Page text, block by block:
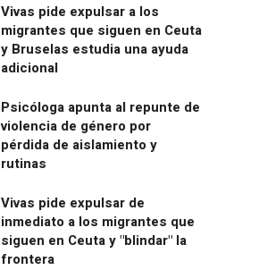
Vivas pide expulsar a los
migrantes que siguen en Ceuta
y Bruselas estudia una ayuda
adicional
Psicóloga apunta al repunte de
violencia de género por
pérdida de aislamiento y
rutinas
Vivas pide expulsar de
inmediato a los migrantes que
siguen en Ceuta y "blindar" la
frontera